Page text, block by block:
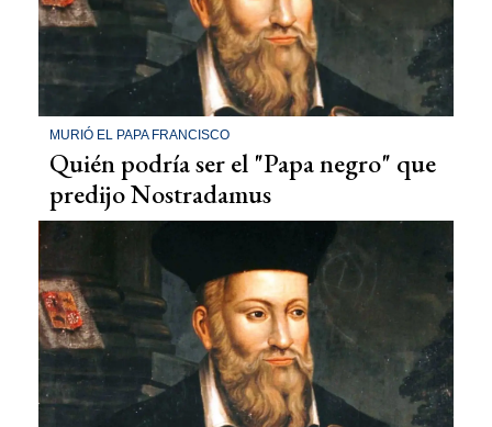
MURIÓ EL PAPA FRANCISCO
Quién podría ser el "Papa negro" que
predijo Nostradamus